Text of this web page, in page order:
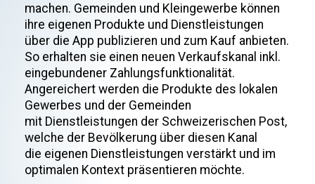
machen. Gemeinden und Kleingewerbe können
ihre eigenen Produkte und Dienstleistungen
über die App publizieren und zum Kauf anbieten.
So erhalten sie einen neuen Verkaufskanal inkl.
eingebundener Zahlungsfunktionalität.
Angereichert werden die Produkte des lokalen
Gewerbes und der Gemeinden
mit Dienstleistungen der Schweizerischen Post,
welche der Bevölkerung über diesen Kanal
die eigenen Dienstleistungen verstärkt und im
optimalen Kontext präsentieren möchte.